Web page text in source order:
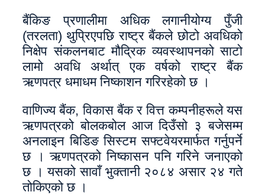
बैंकिङ प्रणालीमा अधिक लगानीयोग्य पुँजी
(तरलता) थुप्रिएपछि राष्ट्र बैंकले छोटो अवधिको
निक्षेप संकलनबाट मौद्रिक व्यवस्थापनको साटो
लामो अवधि अर्थात् एक वर्षको राष्ट्र बैंक
ऋणपत्र धमाधम निष्काशन गरिरहेको छ ।
वाणिज्य बैंक, विकास बैंक र वित्त कम्पनीहरूले यस
ऋणपत्रको बोलकबोल आज दिउँसो ३ बजेसम्म
अनलाइन बिडिङ सिस्टम सफ्टवेयरमार्फत गर्नुपर्ने
छ । ऋणपत्रको निष्कासन पनि गरिने जनाएको
छ । यसको सावाँ भुक्तानी २०८४ असार २४ गते
तोकिएको छ ।